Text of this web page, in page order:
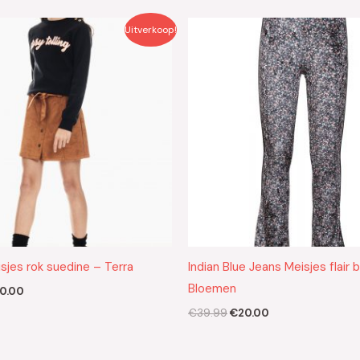
Uitverkoop!
rok suedine – Terra
Huidige
prijs
is:
€20.00.
Indian Blue Jeans Meisjes flair
Bloemen
€39.99
Oorspronkelijke
€39.99.
€20.00
Huidige
prijs
is:
€20.00.